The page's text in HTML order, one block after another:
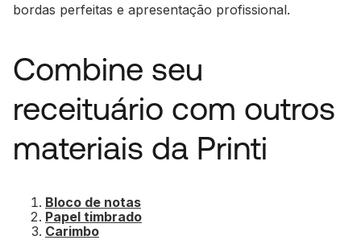
bordas perfeitas e apresentação profissional.
Combine seu
receituário com outros
materiais da Printi
Bloco de notas
Papel timbrado
Carimbo